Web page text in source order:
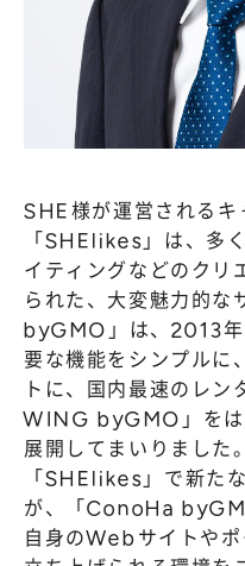
SHE様が運営されるキ
「SHElikes」は、多
イティングなどのクリ
られた、大変魅力的
byGMO」は、2013年
要な機能をシンプルに
トに、国内最速のレ
WING byGMO」をは
展開してまいりました
「SHElikes」で新た
が、「ConoHa
自身のWebサイトや